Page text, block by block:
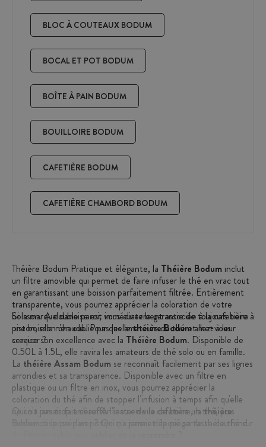
BLOC À COUTEAUX BODUM
BOCAL ET POT BODUM
BOÎTE À PAIN BODUM
BOUILLOIRE BODUM
CAFETIÈRE BODUM
CAFETIÈRE CHAMBORD BODUM
Théière Bodum Pratique et élégante, la Théière Bodum inclut
un filtre amovible qui permet de faire infuser le thé en vrac tout
en garantissant une boisson parfaitement filtrée. Entièrement
transparente, vous pourrez apprécier la coloration de votre
boisson. A double paroi, vous aurez la garantie de toujours boire
une boisson chaude. Pour quellethéière Bodumallez-vous
craquer ?
Si la marque danoise est immédiatement associée à la cafetière à
piston, elle n'en oublie pas les amateurs de thé et met à leur
service son excellence avec la Théière Bodum. Disponible de
0.50L à 1.5L, elle ravira les amateurs de thé solo ou en famille.
La théière Assam Bodum se reconnaît facilement par ses lignes
arrondies et sa transparence. Disponible avec un filtre en
plastique ou un filtre en inox, vous pourrez apprécier la
coloration du thé afin de stopper l'infusion à temps afin qu'elle
ne soit pas trop amère. A l'instar de la cafetière, lathéière
dispose d'un piston qui permet de piéger le thé au fond
Qui n'a jamais fait chauffer l'eau en vue de boire un thé, puis
oublier de le préparer ? Qui n'a jamais déposé sa tasse de thé sur